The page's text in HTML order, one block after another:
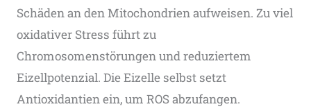
Schäden an den Mitochondrien aufweisen​. Zu viel
oxidativer Stress führt zu
Chromosomenstörungen und reduziertem
Eizellpotenzial. Die Eizelle selbst setzt
Antioxidantien ein, um ROS abzufangen.